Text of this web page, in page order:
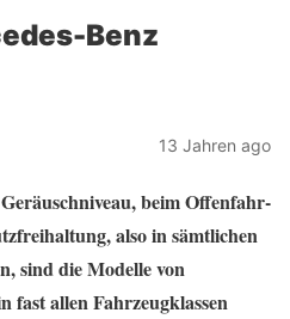
Benz
13 Jahren ago
beim Offenfahr-
also in sämtlichen
sind die Modelle von
fast allen Fahrzeugklassen